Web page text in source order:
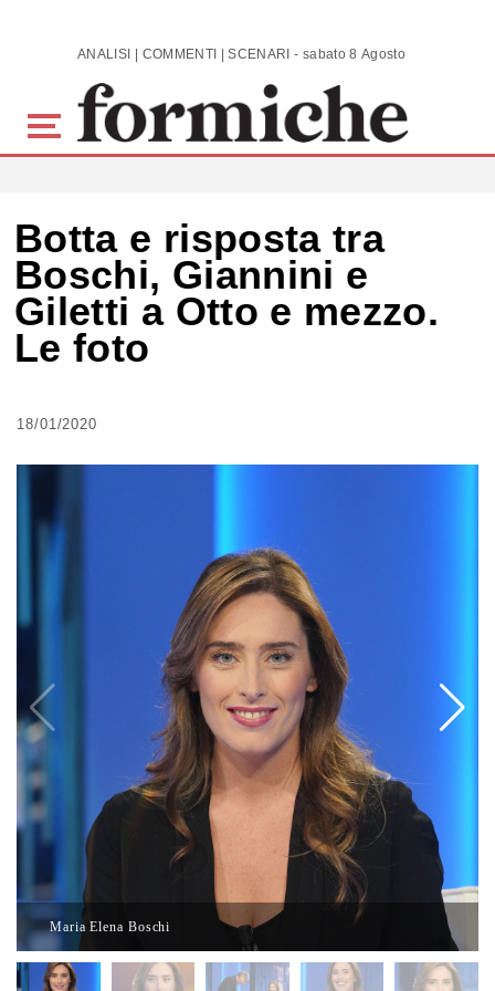
Skip to main content ANALISI | COMMENTI | SCENARI - sabato 8 Agosto 2026
Botta e risposta tra
Boschi, Giannini e
Giletti a Otto e mezzo.
Le foto
18/01/2020
Maria Elena Boschi